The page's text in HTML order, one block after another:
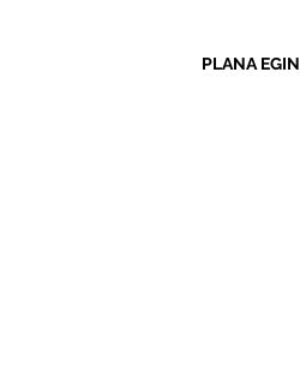
PLANA EGIN